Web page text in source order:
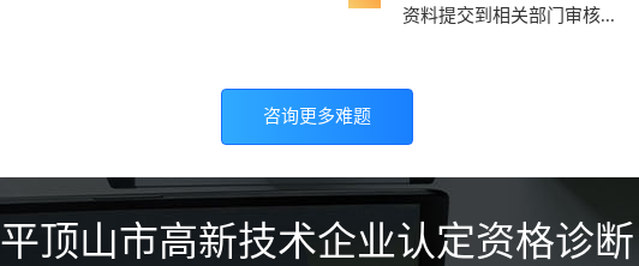
资料提交到相关部门审核...
咨询更多难题
平顶山市高新技术企业认定资格诊断